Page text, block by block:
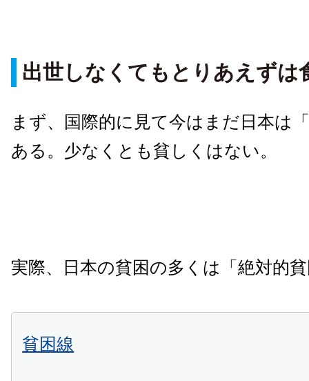
出世しなくてもとりあえずは
まず、国際的に見て今はまだ日本は
ある。少なくとも貧しくはない。
実際、日本の貧困の多くは「絶対的
貧困線